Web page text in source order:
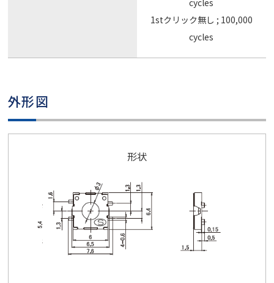
1stクリック無し ; 100,000
cycles
外形図
形状